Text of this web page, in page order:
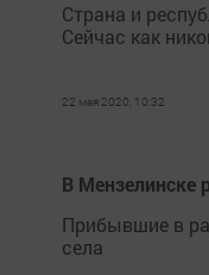
Страна и
Сейчас как
22 мая 2020, 10:32
В Мензелинске
Прибывшие в
села